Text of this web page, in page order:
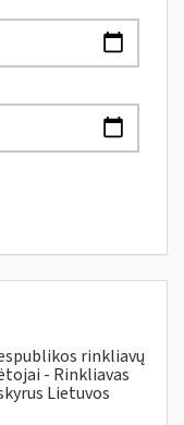
rinkliavų
- Rinkliavas
Lietuvos